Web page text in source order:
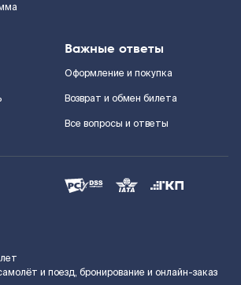
Важные ответы
Оформление и покупка
Возврат и обмен билета
Все вопросы и ответы
и поезд, бронирование и онлайн-заказ